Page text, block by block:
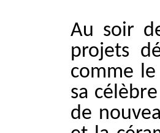
Au soir
projets
comme
sa
de